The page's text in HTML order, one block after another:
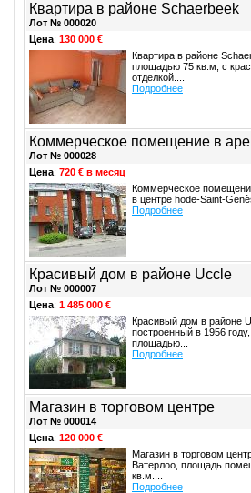
Квартира в районе Schaerbeek
Лот № 000020
Цена: 130 000 €
Квартира в районе
площадью 75 кв.м, с
отделкой....
Подробнее
Коммерческое помещение в
Лот № 000028
Цена: 720 € в месяц
Коммерческое
в центре hode-Saint-
Подробнее
Красивый дом в районе Uccle
Лот № 000007
Цена: 1 485 000 €
Красивый дом в районе
построенный в 1956
площадью...
Подробнее
Магазин в торговом центре
Лот № 000014
Цена: 120 000 €
Магазин в торговом
Ватерлоо, площадь
кв.м....
Подробнее